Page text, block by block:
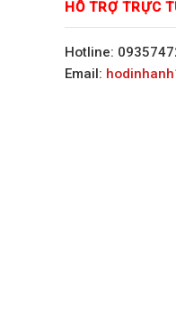
HỖ TRỢ TRỰC
Hotline:
Email: